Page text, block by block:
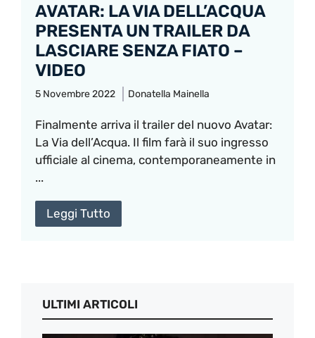
AVATAR: LA VIA DELL’ACQUA
PRESENTA UN TRAILER DA
LASCIARE SENZA FIATO –
VIDEO
5 Novembre 2022 Donatella Mainella
Finalmente arriva il trailer del nuovo Avatar:
La Via dell’Acqua. Il film farà il suo ingresso
ufficiale al cinema, contemporaneamente in
...
Leggi Tutto
ULTIMI ARTICOLI